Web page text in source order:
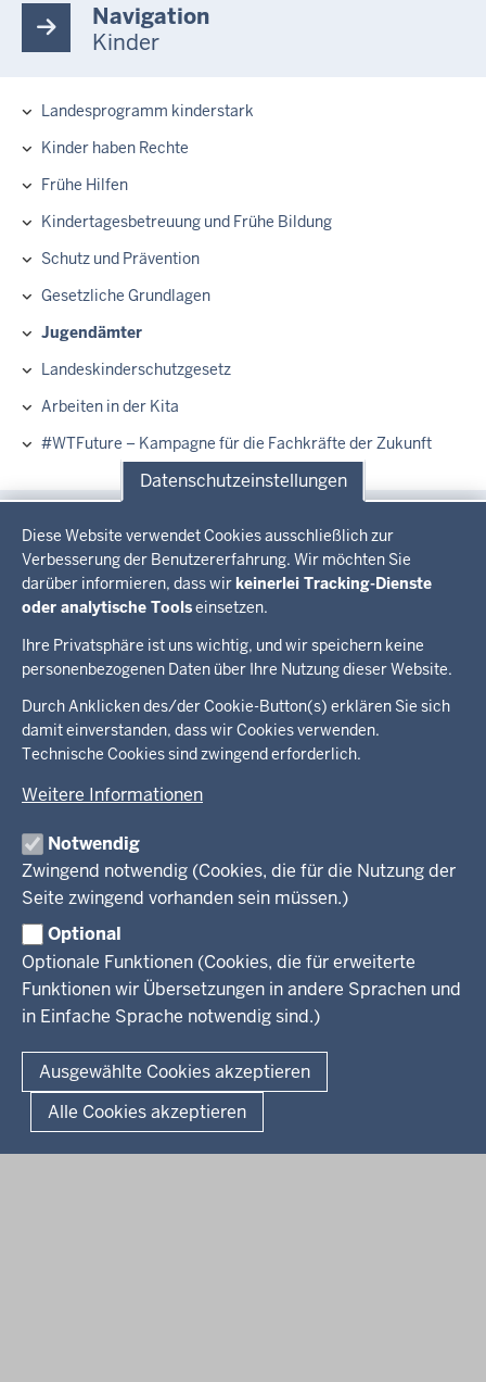
Datenschutzeinstellungen
Diese Website verwendet Cookies ausschließlich zur
Verbesserung der Benutzererfahrung. Wir möchten Sie
darüber informieren, dass wirkeinerlei Tracking-Dienste
oder analytische Toolseinsetzen.
Ihre Privatsphäre ist uns wichtig, und wir speichern keine
personenbezogenen Daten über Ihre Nutzung dieser Website.
Durch Anklicken des/der Cookie-Button(s) erklären Sie sich
damit einverstanden, dass wir Cookies verwenden.
Technische Cookies sind zwingend erforderlich.
Weitere Informationen
Notwendig
Zwingend notwendig (Cookies, die für die Nutzung der
Seite zwingend vorhanden sein müssen.)
Optional
Optionale Funktionen (Cookies, die für erweiterte
Funktionen wir Übersetzungen in andere Sprachen und
in Einfache Sprache notwendig sind.)
Ausgewählte Cookies akzeptieren
Alle Cookies akzeptieren
Navigation
Kinder
Landesprogramm kinderstark
Kinder haben Rechte
Frühe Hilfen
Kindertagesbetreuung und Frühe Bildung
Schutz und Prävention
Gesetzliche Grundlagen
Jugendämter
Landeskinderschutzgesetz
Arbeiten in der Kita
#WTFuture – Kampagne für die Fachkräfte der Zukunft
Externe
Links
Das Jugendamt. Unterstützung, die ankommt
Inhalte
Im Überblick
Inhalt
in
der
Fußzeile
Menü
Ministerium
Kinder
Jugend
Familie
LSBTIQ*
Gleichstellung
Flucht
Presse
Pressemitteilungen
Pressekontakt
Fotos
RSS-Feeds
Service
Broschürenservice
Bibliothek
Newsletter
Geschützter Kontakt
Landesportal NRW
Anfahrt
E-Rechnung
#WTFuture
Fußzeile
Seitenübersicht Kontakt Datenschutz